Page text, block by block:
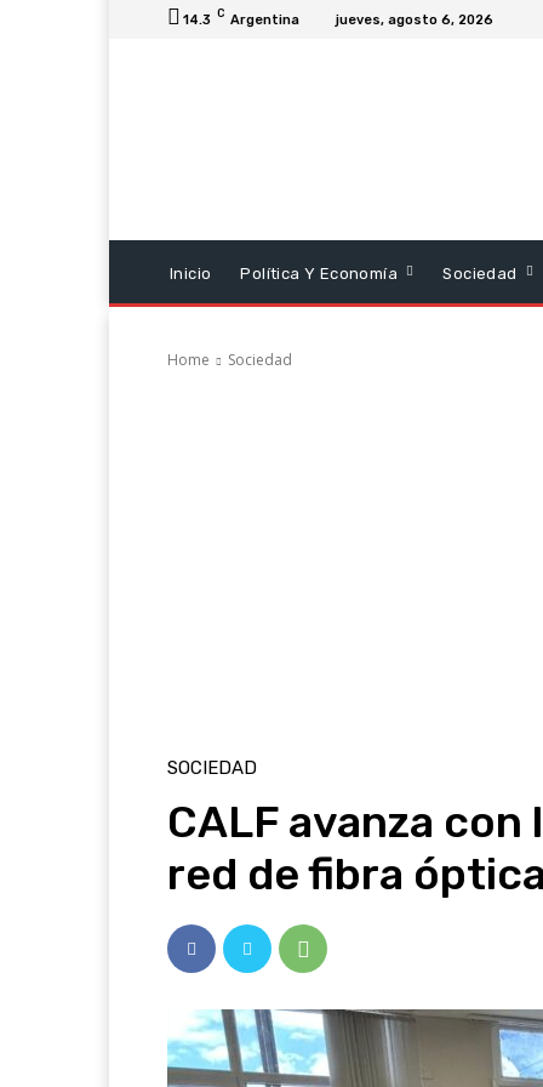
14.3 C Argentina jueves, agosto 6, 2026
Inicio Política Y Economía Sociedad
Home Sociedad
SOCIEDAD
CALF avanza
red de fibra